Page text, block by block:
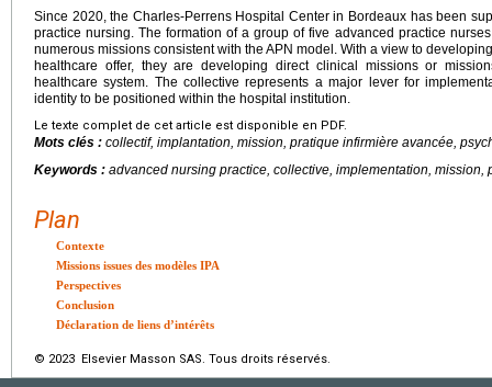
Since 2020, the Charles-Perrens Hospital Center in Bordeaux has been
practice nursing. The formation of a group of five advanced practice
numerous missions consistent with the APN model. With a view to
healthcare offer, they are developing direct clinical missions or
healthcare system. The collective represents a major lever for
identity to be positioned within the hospital institution.
Le texte complet de cet article est disponible en PDF.
Mots clés : collectif, implantation, mission, pratique infirmière avancée,
Keywords : advanced nursing practice, collective, implementation, mission,
Plan
Contexte
Missions issues des modèles IPA
Perspectives
Conclusion
Déclaration de liens d’intérêts
© 2023 Elsevier Masson SAS. Tous droits réservés.